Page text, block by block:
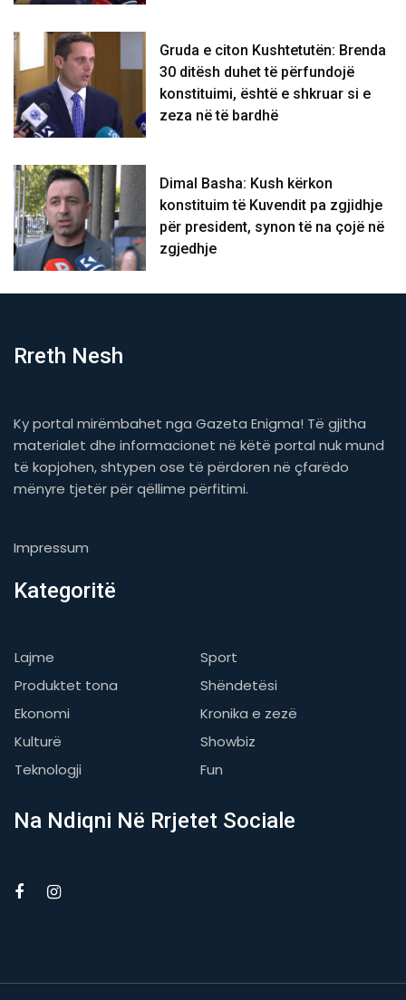
Gruda e citon Kushtetutën: Brenda
30 ditësh duhet të përfundojë
konstituimi, është e shkruar si e
zeza në të bardhë
Dimal Basha: Kush kërkon
konstituim të Kuvendit pa zgjidhje
për president, synon të na çojë në
zgjedhje
Rreth Nesh
Ky portal mirëmbahet nga Gazeta Enigma! Të gjitha
materialet dhe informacionet në këtë portal nuk mund
të kopjohen, shtypen ose të përdoren në çfarëdo
mënyre tjetër për qëllime përfitimi.
Impressum
Kategoritë
Lajme
Sport
Produktet tona
Shëndetësi
Ekonomi
Kronika e zezë
Kulturë
Showbiz
Teknologji
Fun
Na Ndiqni Në Rrjetet Sociale